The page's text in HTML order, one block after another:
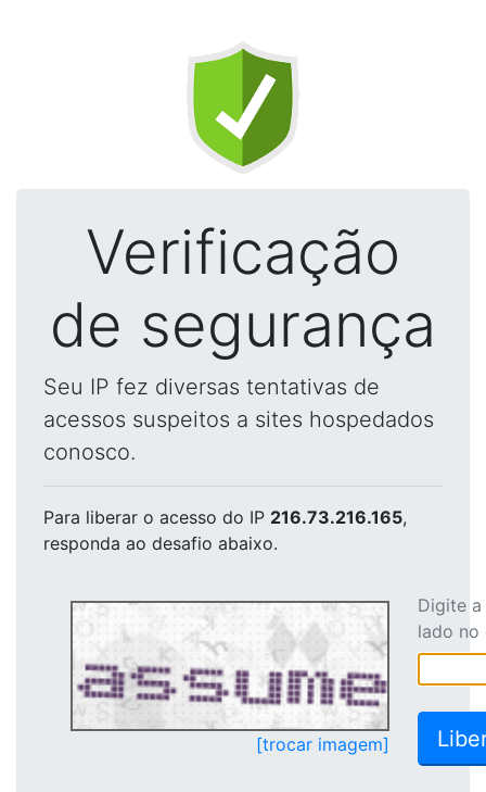
Verificação
de segurança
Seu IP fez diversas tentativas de
acessos suspeitos a sites hospedados
conosco.
Para liberar o acesso do IP 216.73.216.165,
responda ao desafio abaixo.
[trocar imagem]
Digite
lado no